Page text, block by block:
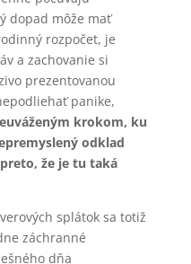
dopad môže mať
rozpočet, je
a zachovanie si
prezentovanou
panike,
krokom, ku
odklad
že je tu taká
splátok sa totiž
záchranné
dňa